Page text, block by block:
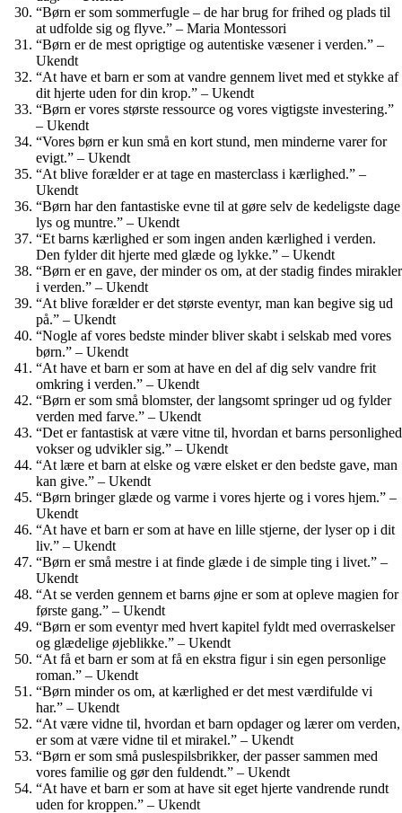
“Børn er som sommerfugle – de har brug for frihed og plads til
at udfolde sig og flyve.” – Maria Montessori
“Børn er de mest oprigtige og autentiske væsener i verden.” –
Ukendt
“At have et barn er som at vandre gennem livet med et stykke af
dit hjerte uden for din krop.” – Ukendt
“Børn er vores største ressource og vores vigtigste investering.”
– Ukendt
“Vores børn er kun små en kort stund, men minderne varer for
evigt.” – Ukendt
“At blive forælder er at tage en masterclass i kærlighed.” –
Ukendt
“Børn har den fantastiske evne til at gøre selv de kedeligste dage
lys og muntre.” – Ukendt
“Et barns kærlighed er som ingen anden kærlighed i verden.
Den fylder dit hjerte med glæde og lykke.” – Ukendt
“Børn er en gave, der minder os om, at der stadig findes mirakler
i verden.” – Ukendt
“At blive forælder er det største eventyr, man kan begive sig ud
på.” – Ukendt
“Nogle af vores bedste minder bliver skabt i selskab med vores
børn.” – Ukendt
“At have et barn er som at have en del af dig selv vandre frit
omkring i verden.” – Ukendt
“Børn er som små blomster, der langsomt springer ud og fylder
verden med farve.” – Ukendt
“Det er fantastisk at være vitne til, hvordan et barns personlighed
vokser og udvikler sig.” – Ukendt
“At lære et barn at elske og være elsket er den bedste gave, man
kan give.” – Ukendt
“Børn bringer glæde og varme i vores hjerte og i vores hjem.” –
Ukendt
“At have et barn er som at have en lille stjerne, der lyser op i dit
liv.” – Ukendt
“Børn er små mestre i at finde glæde i de simple ting i livet.” –
Ukendt
“At se verden gennem et barns øjne er som at opleve magien for
første gang.” – Ukendt
“Børn er som eventyr med hvert kapitel fyldt med overraskelser
og glædelige øjeblikke.” – Ukendt
“At få et barn er som at få en ekstra figur i sin egen personlige
roman.” – Ukendt
“Børn minder os om, at kærlighed er det mest værdifulde vi
har.” – Ukendt
“At være vidne til, hvordan et barn opdager og lærer om verden,
er som at være vidne til et mirakel.” – Ukendt
“Børn er som små puslespilsbrikker, der passer sammen med
vores familie og gør den fuldendt.” – Ukendt
“At have et barn er som at have sit eget hjerte vandrende rundt
uden for kroppen.” – Ukendt